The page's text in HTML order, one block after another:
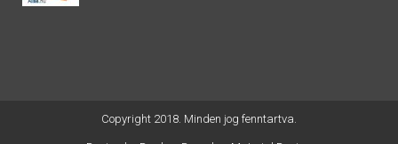
Copyright 2018. Minden jog fenntartva.